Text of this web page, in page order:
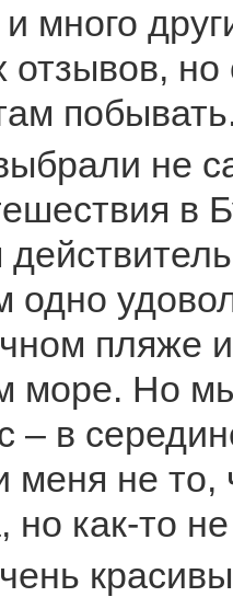
много
отзывов,
не
в
одно
пляже
море. Но
– в
меня не то,
но как-то